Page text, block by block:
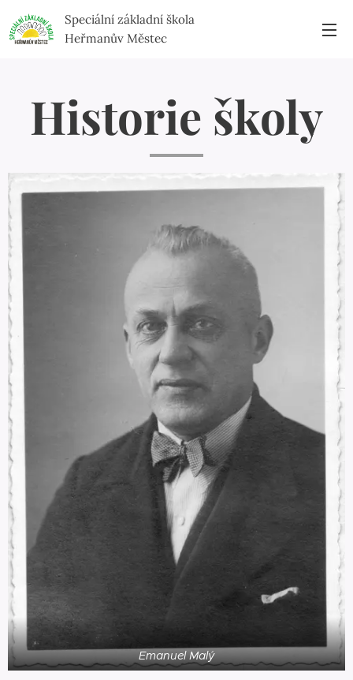
Speciální základní škola
Heřmanův Městec
Historie školy
Emanuel Malý